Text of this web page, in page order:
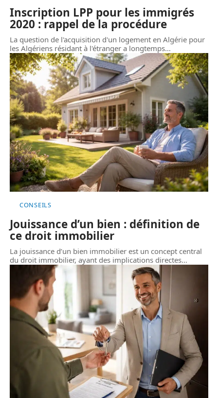
Inscription LPP pour les immigrés
2020 : rappel de la procédure
La question de l'acquisition d'un logement en Algérie pour
les Algériens résidant à l'étranger a longtemps…
CONSEILS
Jouissance d’un bien : définition de
ce droit immobilier
La jouissance d’un bien immobilier est un concept central
du droit immobilier, ayant des implications directes…